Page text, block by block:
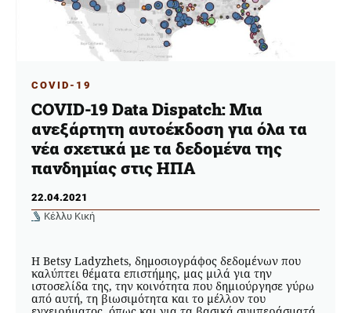
COVID-19
COVID-19 Data Dispatch: Μια
ανεξάρτητη αυτοέκδοση για όλα τα
νέα σχετικά με τα δεδομένα της
πανδημίας στις ΗΠΑ
22.04.2021
Κέλλυ Κική
H Betsy Ladyzhets, δημοσιογράφος δεδομένων που
καλύπτει θέματα επιστήμης, μας μιλά για την
ιστοσελίδα της, την κοινότητα που δημιούργησε γύρω
από αυτή, τη βιωσιμότητα και το μέλλον του